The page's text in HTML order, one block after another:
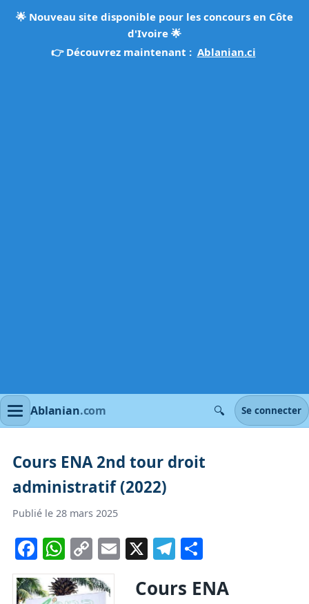
🌟 Nouveau site disponible pour les concours en Côte
d'Ivoire 🌟
👉 Découvrez maintenant : Ablanian.ci
Ablanian.com 🔍 Se connecter
Cours ENA 2nd tour droit
administratif (2022)
Publié le 28 mars 2025
Facebook
WhatsApp
Copy
Link
Email
X Telegram
Partager
Cours ENA